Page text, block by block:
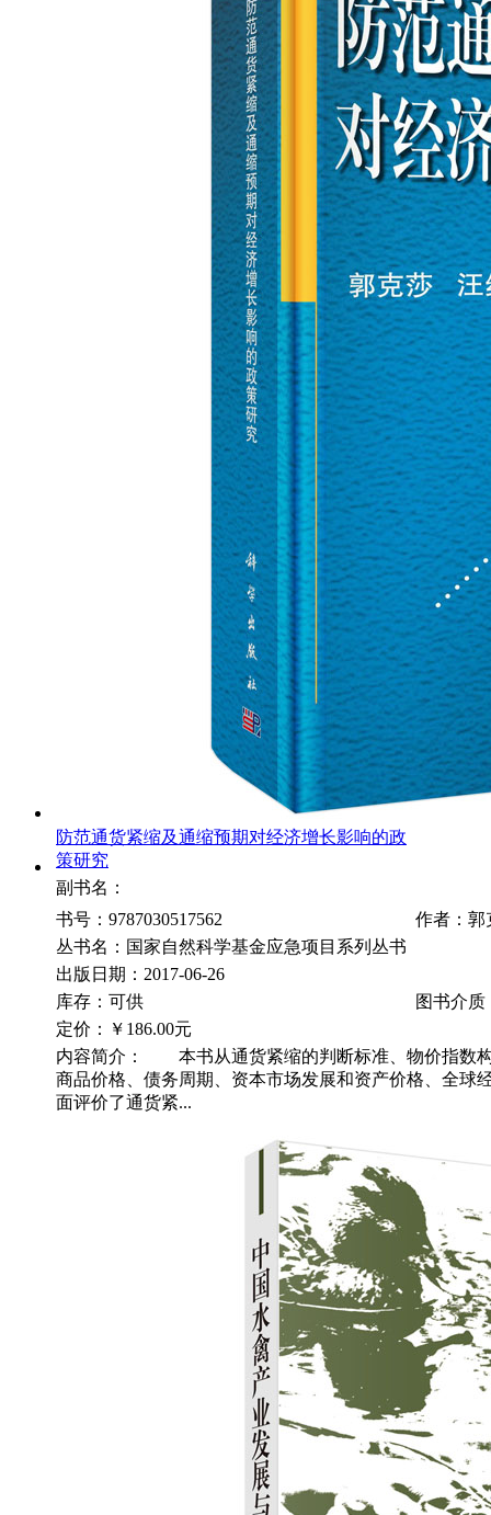
防范通货紧缩及通缩预期对经济增长影响的政
策研究
副书名：
书号：9787030517562
作者：郭
丛书名：国家自然科学基金应急项目系列丛书
出版日期：2017-06-26
库存：可供
图书介质
定价：
￥186.00元
内容简介： 本书从通货紧缩的判断标准、物价指数
商品价格、债务周期、资本市场发展和资产价格、全球
面评价了通货紧...